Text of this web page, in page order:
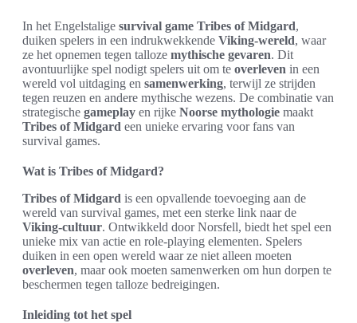
In het Engelstalige survival game Tribes of Midgard,
duiken spelers in een indrukwekkende Viking-wereld, waar
ze het opnemen tegen talloze mythische gevaren. Dit
avontuurlijke spel nodigt spelers uit om te overleven in een
wereld vol uitdaging en samenwerking, terwijl ze strijden
tegen reuzen en andere mythische wezens. De combinatie van
strategische gameplay en rijke Noorse mythologie maakt
Tribes of Midgard een unieke ervaring voor fans van
survival games.
Wat is Tribes of Midgard?
Tribes of Midgard is een opvallende toevoeging aan de
wereld van survival games, met een sterke link naar de
Viking-cultuur. Ontwikkeld door Norsfell, biedt het spel een
unieke mix van actie en role-playing elementen. Spelers
duiken in een open wereld waar ze niet alleen moeten
overleven, maar ook moeten samenwerken om hun dorpen te
beschermen tegen talloze bedreigingen.
Inleiding tot het spel